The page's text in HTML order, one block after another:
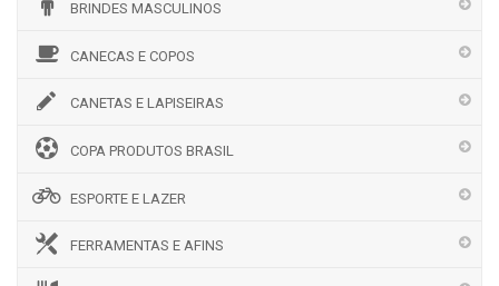
BRINDES MASCULINOS
CANECAS E COPOS
CANETAS E LAPISEIRAS
COPA PRODUTOS BRASIL
ESPORTE E LAZER
FERRAMENTAS E AFINS